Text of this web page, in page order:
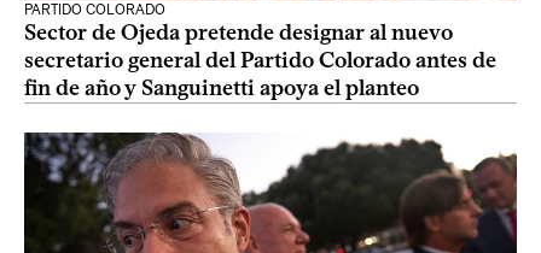
PARTIDO COLORADO
Sector de Ojeda pretende designar al nuevo
secretario general del Partido Colorado antes de
fin de año y Sanguinetti apoya el planteo